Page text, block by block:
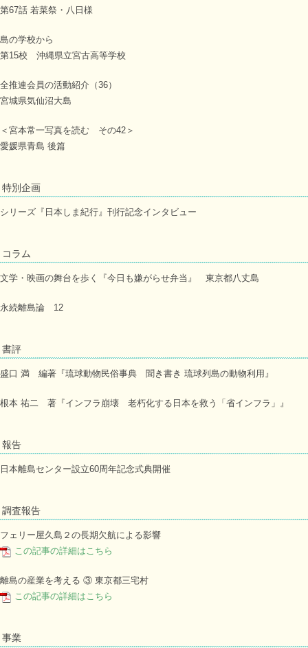
第67話 若菜祭・八日様
島の学校から
第15校 沖縄県立宮古高等学校
全推連会員の活動紹介（36）
宮城県気仙沼大島
＜宮本常一写真を読む その42＞
愛媛県青島 後篇
特別企画
シリーズ『日本しま紀行』刊行記念インタビュー
コラム
文学・映画の舞台を歩く『今日も嫌がらせ弁当』 東京都八丈島
永続離島論 12
書評
盛口 満 編著『琉球動物民俗事典 聞き書き 琉球列島の動物利用』
根本 祐二 著『インフラ崩壊 老朽化する日本を救う「省インフラ」』
報告
日本離島センター設立60周年記念式典開催
調査報告
フェリー屋久島２の長期欠航による影響
この記事の詳細はこちら
離島の産業を考える ③ 東京都三宅村
この記事の詳細はこちら
事業